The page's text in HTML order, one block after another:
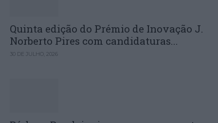
Quinta edição do Prémio de Inovação J.
Norberto Pires com candidaturas...
30 DE JULHO, 2026